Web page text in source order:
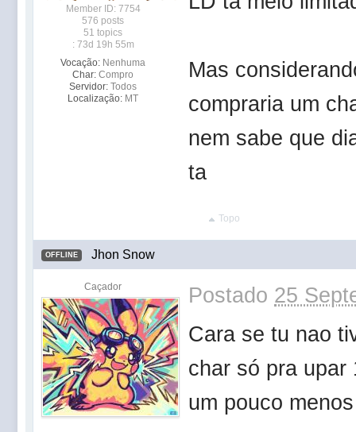
Member ID: 7754
576 posts
51 topics
: 73d 19h 55m
Vocação: Nenhuma
Char: Compro
Servidor: Todos
Localização: MT
Mas
compraria um
nem sabe que
ta
Topo
OFFLINE Jhon Snow
Caçador Postado 25
Cara se tu nao
char só pra upar
um pouco menos